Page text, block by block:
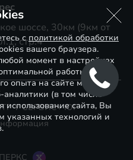
шоссе, 30км (9км от
стр.4
У СЕРВИС+ ЮГ
сполитикой обработки
вашего браузера.
момент в настройках
работы и
опыта на сайте могут
аналитики (в том числе
сайта, Вы
указанных технологий и